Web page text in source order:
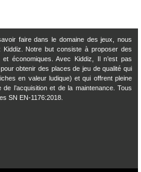
faire dans le domaine des jeux, nous
Notre but consiste à proposer des
économiques. Avec Kiddiz, Il n’est pas
obtenir des places de jeu de qualité qui
en valeur ludique) et qui offrent pleine
l’acquisition et de la maintenance. Tous
SN EN-1176:2018.